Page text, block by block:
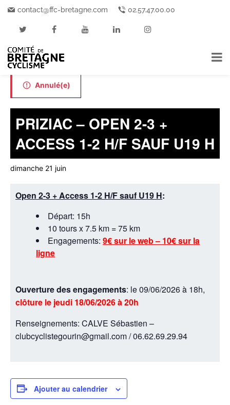
contact@ffc-bretagne.com 02.57.47.00.00
« Tous les Événements
Cet événement est passé.
Annulé(e)
PRIZIAC – OPEN 2-3 +
ACCESS 1-2 H/F SAUF U19 H
dimanche 21 juin
Open 2-3 + Access 1-2 H/F sauf U19 H:
Départ: 15h
10 tours x 7.5 km = 75 km
Engagements: 9€ sur le web – 10€ sur la
ligne
Ouverture des engagements: le 09/06/2026 à 18h,
clôture le jeudi 18/06/2026 à 20h
Renseignements: CALVE Sébastien –
clubcyclistegourin@gmail.com / 06.62.69.29.94
Ajouter au calendrier